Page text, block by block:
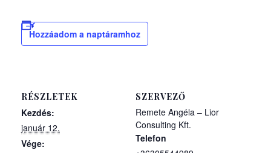
Hozzáadom a naptáramhoz
RÉSZLETEK
Kezdés:
január 12.
Vége:
SZERVEZŐ
Remete Angéla – Lior
Consulting Kft.
Telefon